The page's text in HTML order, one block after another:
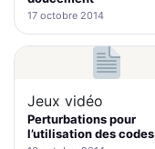
17 octobre 2014
Jeux vidéo
Perturbations pour
l’utilisation des codes